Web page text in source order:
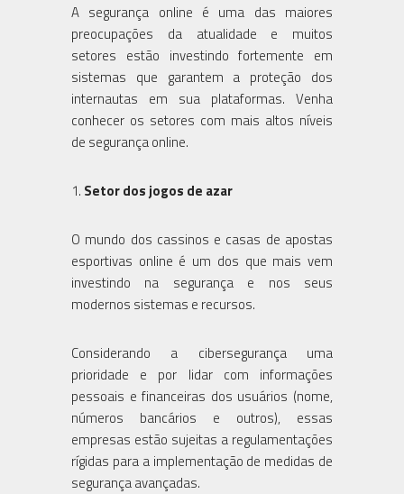
A segurança online é uma das maiores
preocupações da atualidade e muitos
setores estão investindo fortemente em
sistemas que garantem a proteção dos
internautas em sua plataformas. Venha
conhecer os setores com mais altos níveis
de segurança online.
1. Setor dos jogos de azar
O mundo dos cassinos e casas de apostas
esportivas online é um dos que mais vem
investindo na segurança e nos seus
modernos sistemas e recursos.
Considerando a cibersegurança uma
prioridade e por lidar com informações
pessoais e financeiras dos usuários (nome,
números bancários e outros), essas
empresas estão sujeitas a regulamentações
rígidas para a implementação de medidas de
segurança avançadas.